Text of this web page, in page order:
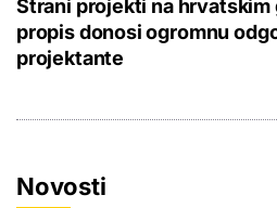
Strani projekti na
propis donosi ogromnu
projektante
Novosti